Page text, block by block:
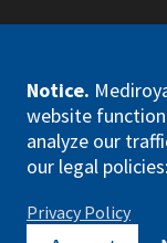
Notice.
website
analyze our
our legal policies:
Privacy Policy